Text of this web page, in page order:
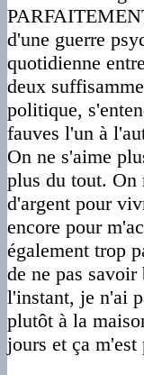
d'une guerre
quotidienne
deux
politique,
fauves l'un à
On ne s'aime
plus du tout. On
d'argent pour
encore pour
également trop
de ne pas
l'instant, je n'ai
plutôt à la
jours et ça m'est